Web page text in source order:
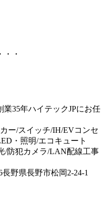
・
35年ハイテックJPにお任
ー/スイッチ/IH/EVコンセ
・照明/エコキュート
/防犯カメラ/LAN配線工事
野県長野市松岡2-24-1